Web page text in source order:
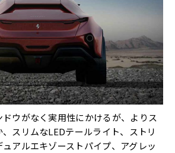
ウがなく実用性にかけるが、よりス
スリムなLEDテールライト、ストリ
アルエキゾーストパイプ、アグレッ